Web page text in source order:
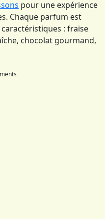
pour une expérience
Chaque parfum est
: fraise
chocolat gourmand,